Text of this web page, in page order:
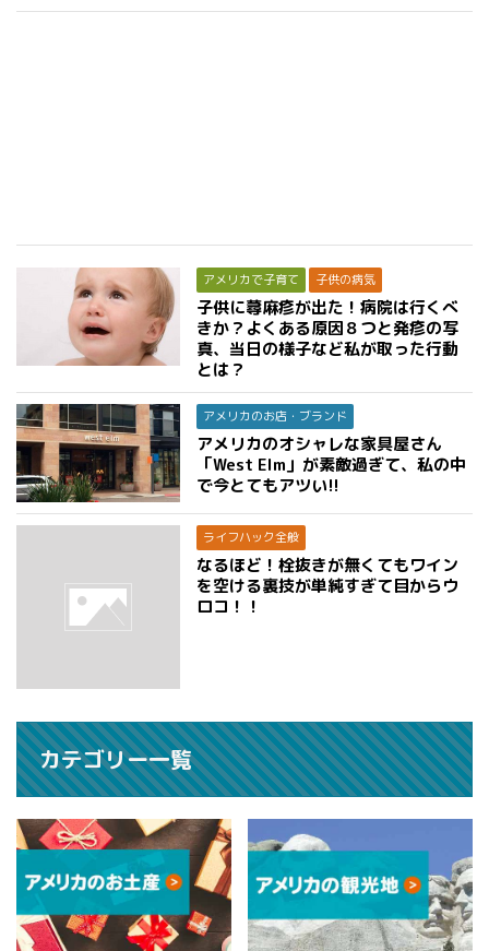
アメリカで子育て 子供の病気
子供に蕁麻疹が出た！病院は行くべ
きか？よくある原因８つと発疹の写
真、当日の様子など私が取った行動
とは？
アメリカのお店・ブランド
アメリカのオシャレな家具屋さん
「West Elm」が素敵過ぎて、私の中
で今とてもアツい!!
ライフハック全般
なるほど！栓抜きが無くてもワイン
を空ける裏技が単純すぎて目からウ
ロコ！！
カテゴリー一覧